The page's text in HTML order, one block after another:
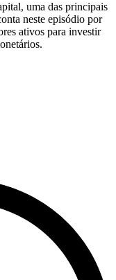
uma das principais
neste episódio por
ativos para investir